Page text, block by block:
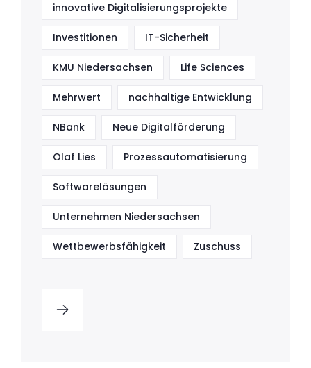
innovative Digitalisierungsprojekte
Investitionen IT-Sicherheit
KMU Niedersachsen Life Sciences
Mehrwert nachhaltige Entwicklung
NBank Neue Digitalförderung
Olaf Lies Prozessautomatisierung
Softwarelösungen
Unternehmen Niedersachsen
Wettbewerbsfähigkeit Zuschuss